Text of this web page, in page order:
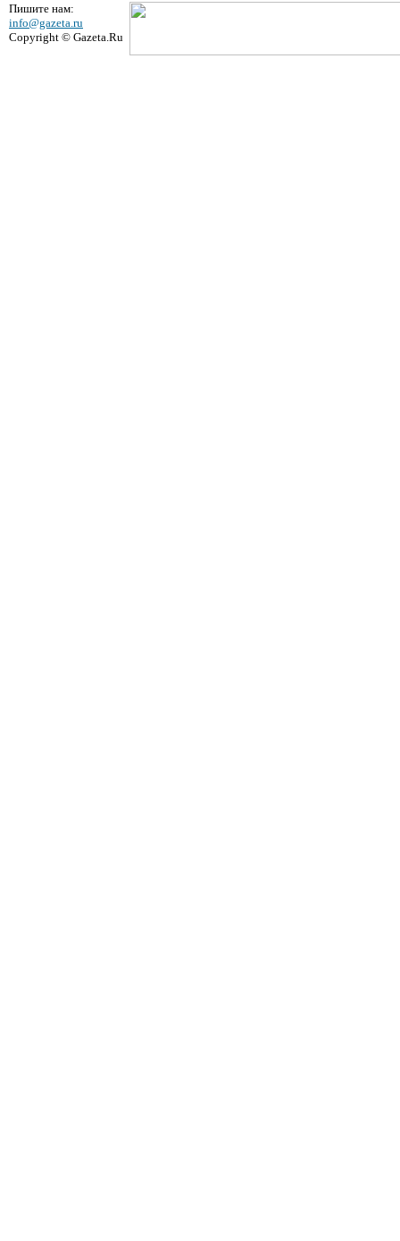
Пишите нам:
info@gazeta.ru
Copyright © Gazeta.Ru